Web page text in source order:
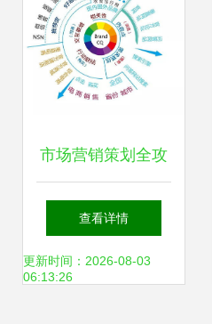
市场营销策划全攻
略 从无从下手到游
刃有余的实战指南
查看详情
更新时间：2026-08-03
06:13:26